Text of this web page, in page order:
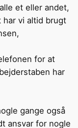
et eller andet,
har vi altid brugt
for at
har
gange også
ansvar for nogle